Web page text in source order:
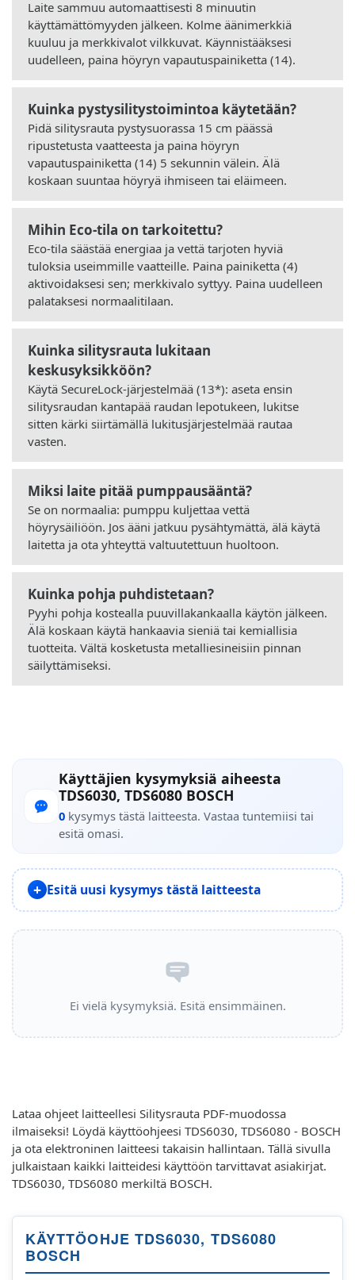
Laite sammuu automaattisesti 8 minuutin
käyttämättömyyden jälkeen. Kolme äänimerkkiä
kuuluu ja merkkivalot vilkkuvat. Käynnistääksesi
uudelleen, paina höyryn vapautuspainiketta (14).
Kuinka pystysilitystoimintoa käytetään?
Pidä silitysrauta pystysuorassa 15 cm päässä
ripustetusta vaatteesta ja paina höyryn
vapautuspainiketta (14) 5 sekunnin välein. Älä
koskaan suuntaa höyryä ihmiseen tai eläimeen.
Mihin Eco-tila on tarkoitettu?
Eco-tila säästää energiaa ja vettä tarjoten hyviä
tuloksia useimmille vaatteille. Paina painiketta (4)
aktivoidaksesi sen; merkkivalo syttyy. Paina uudelleen
palataksesi normaalitilaan.
Kuinka silitysrauta lukitaan
keskusyksikköön?
Käytä SecureLock-järjestelmää (13*): aseta ensin
silitysraudan kantapää raudan lepotukeen, lukitse
sitten kärki siirtämällä lukitusjärjestelmää rautaa
vasten.
Miksi laite pitää pumppausääntä?
Se on normaalia: pumppu kuljettaa vettä
höyrysäiliöön. Jos ääni jatkuu pysähtymättä, älä käytä
laitetta ja ota yhteyttä valtuutettuun huoltoon.
Kuinka pohja puhdistetaan?
Pyyhi pohja kostealla puuvillakankaalla käytön jälkeen.
Älä koskaan käytä hankaavia sieniä tai kemiallisia
tuotteita. Vältä kosketusta metalliesineisiin pinnan
säilyttämiseksi.
Käyttäjien kysymyksiä aiheesta
TDS6030, TDS6080 BOSCH
0 kysymys tästä laitteesta. Vastaa tuntemiisi tai
esitä omasi.
Esitä uusi kysymys tästä laitteesta
Ei vielä kysymyksiä. Esitä ensimmäinen.
Lataa ohjeet laitteellesi Silitysrauta PDF-muodossa
ilmaiseksi! Löydä käyttöohjeesi TDS6030, TDS6080 - BOSCH
ja ota elektroninen laitteesi takaisin hallintaan. Tällä sivulla
julkaistaan kaikki laitteidesi käyttöön tarvittavat asiakirjat.
TDS6030, TDS6080 merkiltä BOSCH.
KÄYTTÖOHJE TDS6030, TDS6080
BOSCH